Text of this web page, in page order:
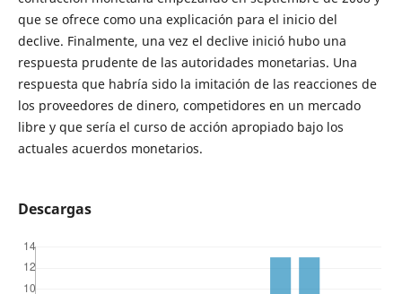
que se ofrece como una explicación para el inicio del
declive. Finalmente, una vez el declive inició hubo una
respuesta prudente de las autoridades monetarias. Una
respuesta que habría sido la imitación de las reacciones de
los proveedores de dinero, competidores en un mercado
libre y que sería el curso de acción apropiado bajo los
actuales acuerdos monetarios.
Descargas